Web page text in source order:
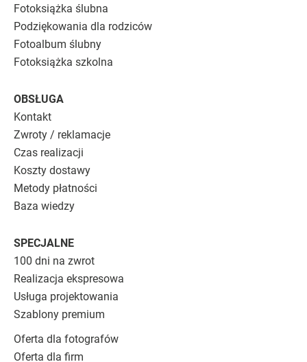
Fotoksiążka ślubna
Podziękowania dla rodziców
Fotoalbum ślubny
Fotoksiążka szkolna
OBSŁUGA
Kontakt
Zwroty / reklamacje
Czas realizacji
Koszty dostawy
Metody płatności
Baza wiedzy
SPECJALNE
100 dni na zwrot
Realizacja ekspresowa
Usługa projektowania
Szablony premium
Oferta dla fotografów
Oferta dla firm